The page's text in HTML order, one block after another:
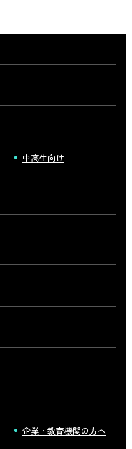
中高生向け
企業・教育機関の方へ